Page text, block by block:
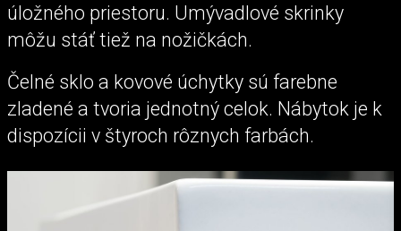
úložného priestoru. Umývadlové skrinky
môžu stáť tiež na nožičkách.
Čelné sklo a kovové úchytky sú farebne
zladené a tvoria jednotný celok. Nábytok je k
dispozícii v štyroch rôznych farbách.